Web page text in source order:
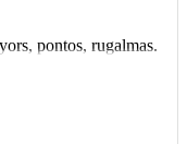
pontos, rugalmas.